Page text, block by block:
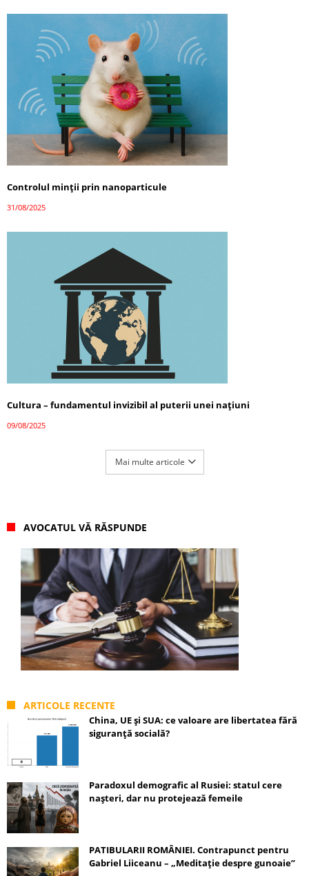
Controlul minții prin nanoparticule
31/08/2025
Cultura – fundamentul invizibil al puterii unei națiuni
09/08/2025
Mai multe articole
AVOCATUL VĂ RĂSPUNDE
ARTICOLE RECENTE
China, UE și SUA: ce valoare are libertatea fără
siguranță socială?
Paradoxul demografic al Rusiei: statul cere
nașteri, dar nu protejează femeile
PATIBULARII ROMÂNIEI. Contrapunct pentru
Gabriel Liiceanu – „Meditație despre gunoaie”